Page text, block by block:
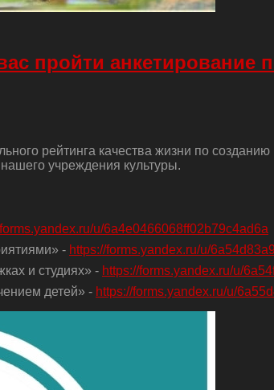
пройти анкетирование
рейтинга качества жизни по
учреждения культуры.
u/6a4e0466068ff02b79c4ad6a
- https://forms.yandex.ru/u/
и студиях» - https://forms.yandex.ru/u/
детей» - https://forms.yandex.ru/u/